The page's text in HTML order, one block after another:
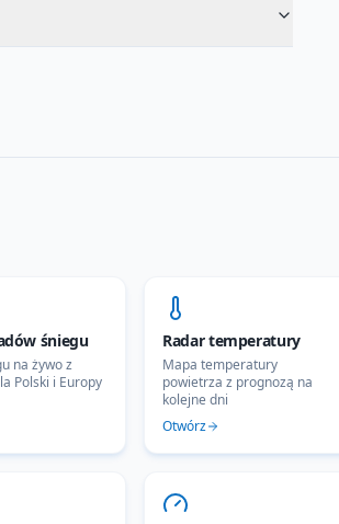
śniegu
na żywo z
Polski i Europy
Radar temperatury
Mapa temperatury
powietrza z prognozą na
kolejne dni
Otwórz